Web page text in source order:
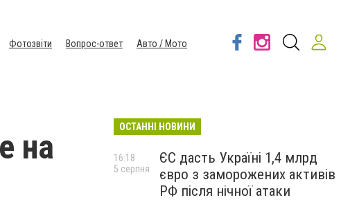
Фотозвіти Вопрос-ответ
Авто / Мото
на
ОСТАННІ НОВИНИ
ЄС дасть Україні 1,4 млрд
євро з заморожених активів
РФ після нічної атаки
16:18
5 серпня